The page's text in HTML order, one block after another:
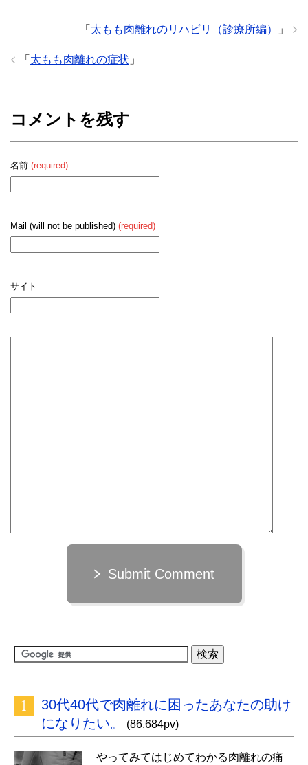
「 太もも肉離れのリハビリ（診療所編） 」
「 太もも肉離れの症状 」
コメントを残す
名前 (required)
Mail (will not be published) (required)
サイト
Submit Comment
30代40代で肉離れに困ったあなたの助け
になりたい。
(86,684pv)
やってみてはじめてわかる肉離れの痛